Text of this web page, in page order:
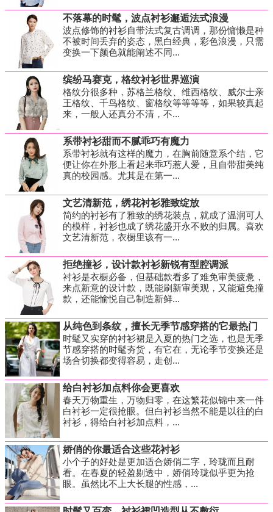
不落幕的时髦，波点衬衫邂逅法式浪漫
波点修饰的衬衫自带法式复古调调，那份慵懒是种
不被时间丢弃的姿态，黑白经典，彩色浪漫，只需
变换一下颜色就能阐述不同...
缤纷马赛克，格纹衬衫世界巡演
格纹分很多种，苏格兰格纹、维西格纹、威尔士亲
王格纹、千鸟格纹、窗格纹等等等等，如果较真起
来，一般人还真分不清，不...
系带衬衫甜而不腻乖巧有魔力
系带衬衫就有这样的魔力，在胸前随意系个结，它
便让你在外形上看起来乖巧惹人爱，且自带甜美纯
真的校园感。尤其是在第一...
文艺清新范，绣花衬衫雅致绽放
简约的衬衫有了雅致的绣花装点，就成了温润可人
的模样，衬衫也成了绣花盛开永不败的归属。喜欢
文艺清新范，衣橱里该有一...
拒绝撞衫，设计款衬衫新锐有型腔调派
衬衫是衣橱必备，但基础款看多了难免审美疲惫，
来点新意的设计款，既能刷新审美观，又能避免撞
款，还能愉悦自己制造新鲜...
从纯色到条纹，擅长无季节感穿搭的它最热门
时髦又实穿的衬衫裙是入夏的热门之选，也是无季
节感穿搭的时髦夯货，有它在，无论季节变换还是
场合切换都变得容易，走创...
给白衬衫加点料你会更喜欢
春天万物重生，万物归零，在这繁花似锦中来一件
白衬衫一定很抢眼。但白衬衫当然不能是以往的白
衬衫，得给白衬衫加点料，...
娇俏的你最适合这些花衬衫
小个子的好处是更加适合娇俏二字，玲珑而且耐
看。在春夏的轻盈剔透中，娇俏玲珑似乎更为抢
眼。虽然比不上大长腿的性感，...